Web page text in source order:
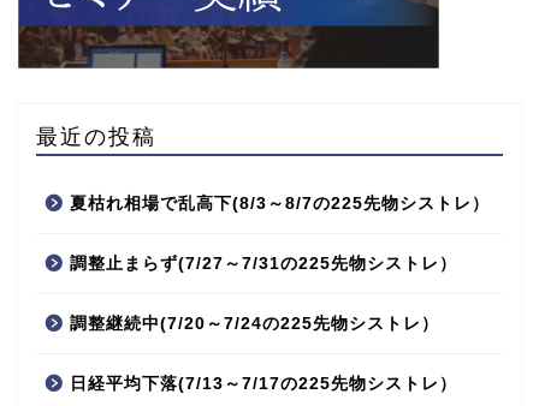
最近の投稿
夏枯れ相場で乱高下(8/3～8/7の225先物シストレ）
調整止まらず(7/27～7/31の225先物シストレ）
調整継続中(7/20～7/24の225先物シストレ）
日経平均下落(7/13～7/17の225先物シストレ）